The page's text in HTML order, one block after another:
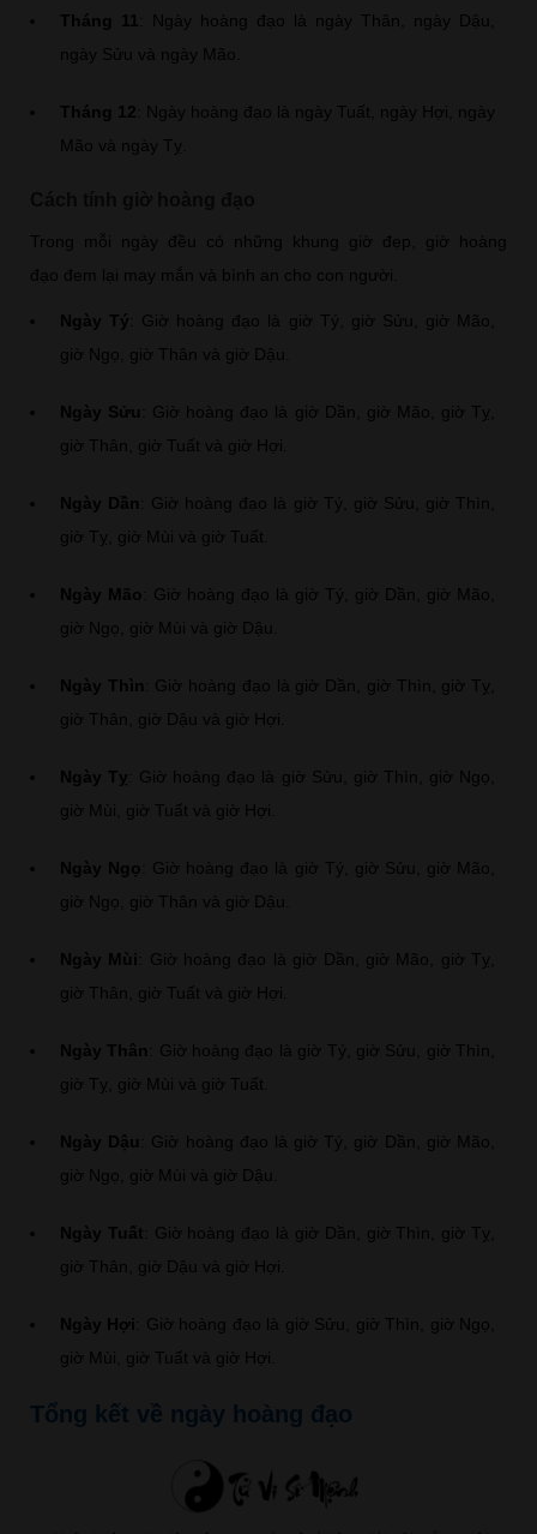
Tháng 11
: Ngày hoàng đạo là ngày Thân, ngày Dậu,
ngày Sửu và ngày Mão.
Tháng 12 : Ngày hoàng đạo là ngày Tuất, ngày Hợi, ngày
Mão và ngày Tỵ.
Trong mỗi ngày đều có những khung giờ đẹp, giờ hoàng
đạo đem lại may mắn và bình an cho con người.
Ngày Tý : Giờ hoàng đạo là giờ Tý, giờ Sửu, giờ Mão,
giờ Ngọ, giờ Thân và giờ Dậu.
Ngày Sửu
: Giờ hoàng đạo là giờ Dần, giờ Mão, giờ Tỵ,
giờ Thân, giờ Tuất và giờ Hợi.
Ngày Dần
: Giờ hoàng đạo là giờ Tý, giờ Sửu, giờ Thìn,
giờ Tỵ, giờ Mùi và giờ Tuất.
Ngày Mão : Giờ hoàng đạo là giờ Tý, giờ Dần, giờ Mão,
giờ Ngọ, giờ Mùi và giờ Dậu.
Ngày Thìn
: Giờ hoàng đạo là giờ Dần, giờ Thìn, giờ Tỵ,
giờ Thân, giờ Dậu và giờ Hợi.
Ngày Tỵ : Giờ hoàng đạo là giờ Sửu, giờ Thìn, giờ Ngọ,
giờ Mùi, giờ Tuất và giờ Hợi.
Ngày Ngọ : Giờ hoàng đạo là giờ Tý, giờ Sửu, giờ Mão,
giờ Ngọ, giờ Thân và giờ Dậu.
Ngày Mùi
: Giờ hoàng đạo là giờ Dần, giờ Mão, giờ Tỵ,
giờ Thân, giờ Tuất và giờ Hợi.
Ngày Thân
: Giờ hoàng đạo là giờ Tý, giờ Sửu, giờ Thìn,
giờ Tỵ, giờ Mùi và giờ Tuất.
Ngày Dậu
: Giờ hoàng đạo là giờ Tý, giờ Dần, giờ Mão,
giờ Ngọ, giờ Mùi và giờ Dậu.
Ngày Tuất : Giờ hoàng đạo là giờ Dần, giờ Thìn, giờ Tỵ,
giờ Thân, giờ Dậu và giờ Hợi.
Ngày Hợi
: Giờ hoàng đạo là giờ Sửu, giờ Thìn, giờ Ngọ,
giờ Mùi, giờ Tuất và giờ Hợi.
Tổng kết về ngày hoàng đạo